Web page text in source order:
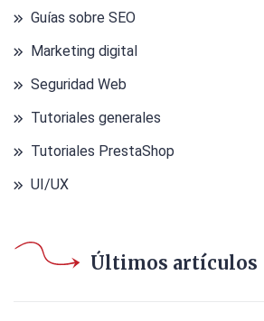
Guías sobre SEO
Marketing digital
Seguridad Web
Tutoriales generales
Tutoriales PrestaShop
UI/UX
Últimos artículos